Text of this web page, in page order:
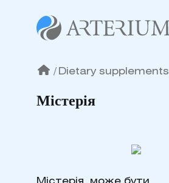
/ Dietary supplements
Містерія